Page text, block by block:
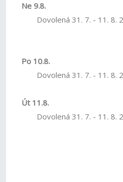
Ne 9.8.
Dovolená 31. 7. - 11. 8.
Po 10.8.
Dovolená 31. 7. - 11. 8.
Út 11.8.
Dovolená 31. 7. - 11. 8.